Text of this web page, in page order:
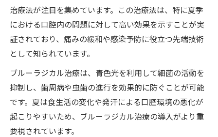
治療法が注目を集めています。この治療法は、特に夏季
における口腔内の問題に対して高い効果を示すことが実
証されており、痛みの緩和や感染予防に役立つ先端技術
として知られています。
ブルーラジカル治療は、青色光を利用して細菌の活動を
抑制し、歯周病や虫歯の進行を効果的に防ぐことが可能
です。夏は食生活の変化や発汗による口腔環境の悪化が
起こりやすいため、ブルーラジカル治療の導入がより重
要視されています。